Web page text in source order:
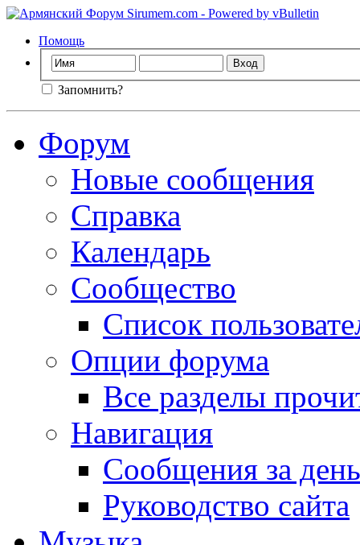
Помощь
Запомнить?
Форум
Новые сообщения
Справка
Календарь
Сообщество
Список
Опции форума
Все разделы
Навигация
Сообщения за день
Руководство сайта